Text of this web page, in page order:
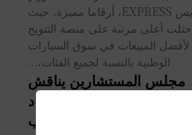
إكسبريس EXPRESS، أرقاما مميزة، حيث
أعلى مرتبة على منصة التتويج
لأفضل المبيعات في سوق السيارات
الوطنية بالنسبة لجميع الفئات،...
مجلس المستشارين يناقش
تقريرَيْ الـ”CESE” عن الاقتصاد
غير المُنظم بالمغرب